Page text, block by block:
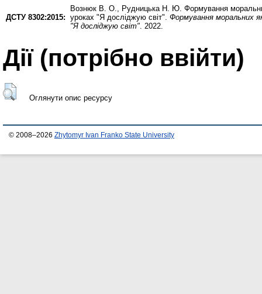
ДСТУ 8302:2015:
Вознюк В. О. Рудницька Н. Ю. Формування
уроках "Я досліджую світ". Формування моральних
"Я досліджую світ" . 2022.
Дії ​​(потрібно ввійти)
Оглянути опис ресурсу
© 2008–2026 Zhytomyr Ivan Franko State University